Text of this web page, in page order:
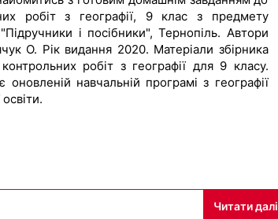
робіт з географії, 9 клас з предмету
і посібники", Тернопіль. Автори
О. Рік видання 2020. Матеріали збірника
контрольних робіт з географії для 9 класу.
оновленій навчальній програмі з географії
Читати далі